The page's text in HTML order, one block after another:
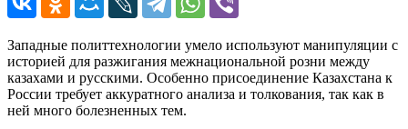
Западные политтехнологии умело используют манипуляции с
историей для разжигания межнациональной розни между
казахами и русскими. Особенно присоединение Казахстана к
России требует аккуратного анализа и толкования, так как в
ней много болезненных тем.